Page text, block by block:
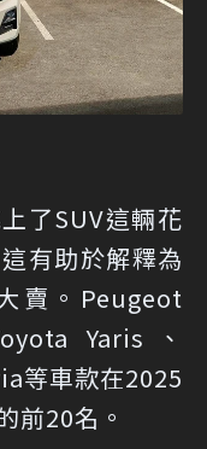
了SUV這輛花
有助於解釋為
賣。Peugeot
Yaris、
等車款在2025
前20名。